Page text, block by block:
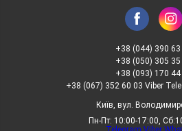
+38 (044) 390 63
+38 (050) 305
+38 (093) 170 44
+38 (067) 352 60 03 Viber
Київ, вул.
Пн-Пт: 10:00-17:00,